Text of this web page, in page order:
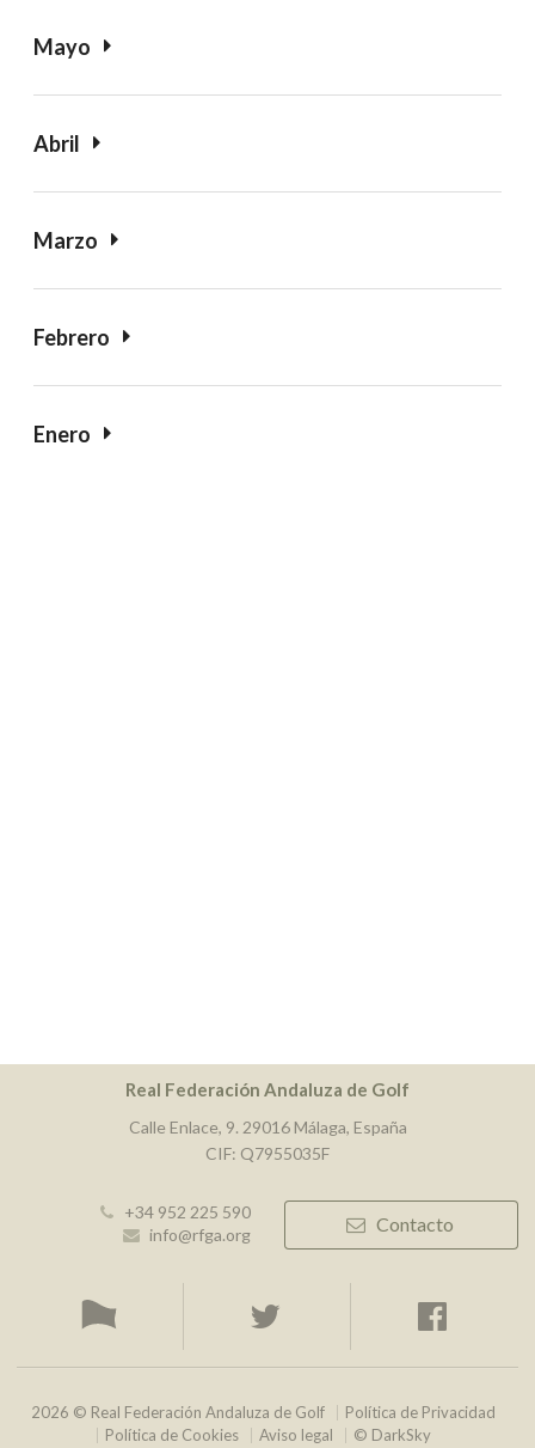
Mayo
Abril
Marzo
Febrero
Enero
Real Federación Andaluza de Golf
Calle Enlace, 9. 29016 Málaga, España
CIF: Q7955035F
+34 952 225 590
info@rfga.org
Contacto
2026 © Real Federación Andaluza de Golf
Política de Privacidad
Política de Cookies
Aviso legal
© DarkSky